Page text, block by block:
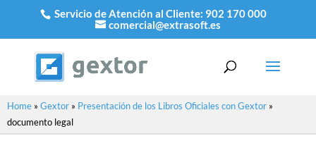
Servicio de Atención al Cliente: 902 170 000
comercial@extrasoft.es
Home » Gextor » Presentación de los Libros Oficiales con Gextor »
documento legal